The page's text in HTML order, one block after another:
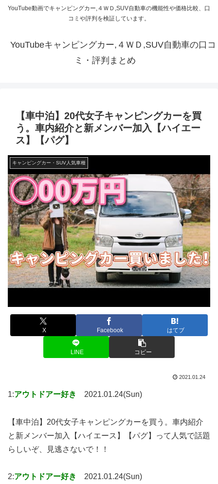
YouTube動画でキャンピングカー,４ＷＤ,SUV自動車の機能性や価格比較、口
コミや評判を検証しています。
YouTubeキャンピングカー,４ＷＤ,SUV自動車の口コ
ミ・評判まとめ
【車中泊】20代女子キャンピングカーを買
う。車内紹介と新メンバー加入【ハイエー
ス】【パグ】
キャンピングカー・SUV人気車種
X Facebook はてブ
LINE コピー
2021.01.24
1:アウトドアー好き 2021.01.24(Sun)
【車中泊】20代女子キャンピングカーを買う。車内紹介
と新メンバー加入【ハイエース】【パグ】って人気で話題
らしいぞ、見逃さないで！！
2:アウトドアー好き 2021.01.24(Sun)